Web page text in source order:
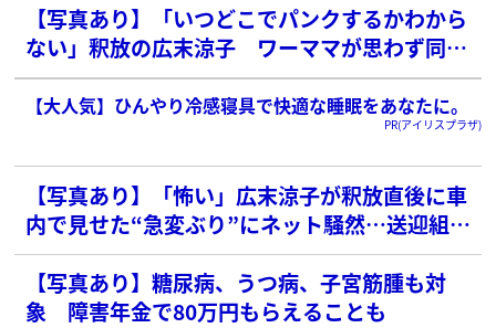
【写真あり】「いつどこでパンクするかわから
ない」釈放の広末涼子 ワーママが思わず同情
した“共感”ポイント
【大人気】ひんやり冷感寝具で快適な睡眠をあなたに。
PR(アイリスプラザ)
【写真あり】「怖い」広末涼子が釈放直後に車
内で見せた“急変ぶり”にネット騒然…送迎組
の“風貌”にもツッコミ
【写真あり】糖尿病、うつ病、子宮筋腫も対
象 障害年金で80万円もらえることも